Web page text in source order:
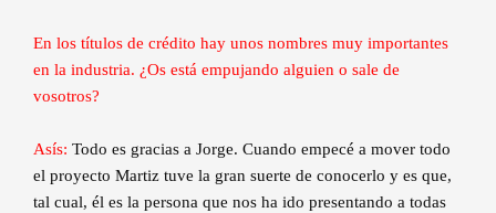
En los títulos de crédito hay unos nombres muy importantes
en la industria. ¿Os está empujando alguien o sale de
vosotros?
Asís: Todo es gracias a Jorge. Cuando empecé a mover todo
el proyecto Martiz tuve la gran suerte de conocerlo y es que,
tal cual, él es la persona que nos ha ido presentando a todas